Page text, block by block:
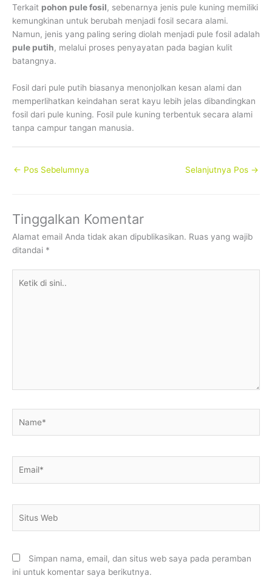
Terkait pohon pule fosil, sebenarnya jenis pule kuning memiliki
kemungkinan untuk berubah menjadi fosil secara alami.
Namun, jenis yang paling sering diolah menjadi pule fosil adalah
pule putih, melalui proses penyayatan pada bagian kulit
batangnya.
Fosil dari pule putih biasanya menonjolkan kesan alami dan
memperlihatkan keindahan serat kayu lebih jelas dibandingkan
fosil dari pule kuning. Fosil pule kuning terbentuk secara alami
tanpa campur tangan manusia.
← Pos Sebelumnya Selanjutnya Pos →
Tinggalkan Komentar
Alamat email Anda tidak akan dipublikasikan. Ruas yang wajib
ditandai *
Web
Simpan nama, email, dan situs web saya pada peramban
ini untuk komentar saya berikutnya.